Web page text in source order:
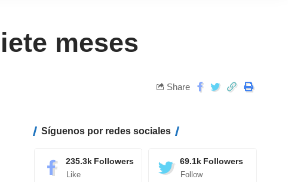
meses
Share
Síguenos por redes sociales
235.3k Followers
Like
69.1k Followers
Follow